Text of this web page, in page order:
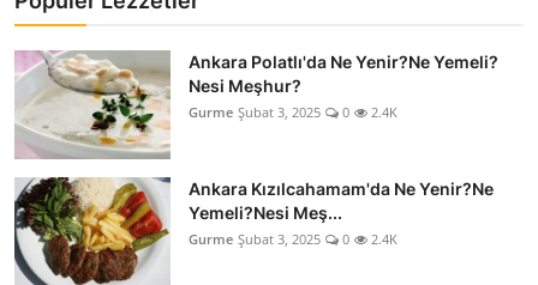
Ankara Polatlı'da Ne Yenir?Ne Yemeli?
Nesi Meşhur?
Gurme Şubat 3, 2025 0 2.4K
Ankara Kızılcahamam'da Ne Yenir?Ne
Yemeli?Nesi Meş...
Gurme Şubat 3, 2025 0 2.4K